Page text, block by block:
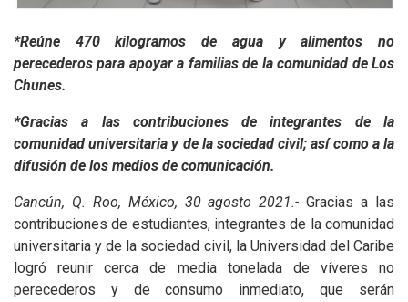
*Reúne 470 kilogramos de agua y alimentos no
perecederos para apoyar a familias de la comunidad de Los
Chunes.
*Gracias a las contribuciones de integrantes de la
comunidad universitaria y de la sociedad civil; así como a la
difusión de los medios de comunicación.
Cancún, Q. Roo, México, 30 agosto 2021.- Gracias a las
contribuciones de estudiantes, integrantes de la comunidad
universitaria y de la sociedad civil, la Universidad del Caribe
logró reunir cerca de media tonelada de víveres no
perecederos y de consumo inmediato, que serán